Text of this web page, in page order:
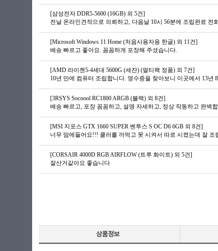
[삼성전자 DDR5-5600 (16GB) 외 5건]
전날 온라인견적으로 의뢰하고, 다음날 10시 56분에 조립완료
[Microsoft Windows 11 Home (처음사용자용 한글) 외 11건]
배송 빠르고 좋아요. 꼼꼼하게 포장해 주셨습니다.
[AMD 라이젠5-4세대 5600G (세잔) (멀티팩 정품) 외 7건]
[3RSYS Socoool RC1800 ARGB (블랙) 외 8건]
배송 빠르고, 포장 꼼꼼하고, 설명 자세하고, 정상 작동하고 완벽
[MSI 지포스 GTX 1660 SUPER 벤투스 S OC D6 6GB 외 8건]
[CORSAIR 4000D RGB AIRFLOW (트루 화이트) 외 5건]
잘산거같아요 좋습니다